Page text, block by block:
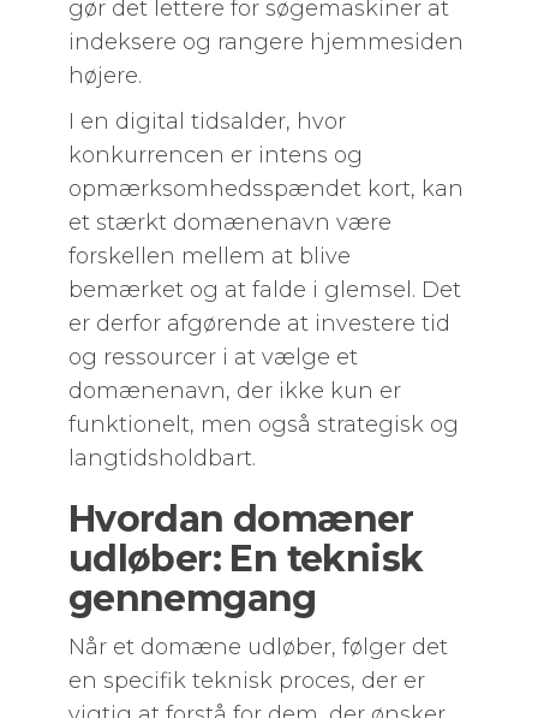
gør det lettere for søgemaskiner at
indeksere og rangere hjemmesiden
højere.
I en digital tidsalder, hvor
konkurrencen er intens og
opmærksomhedsspændet kort, kan
et stærkt domænenavn være
forskellen mellem at blive
bemærket og at falde i glemsel. Det
er derfor afgørende at investere tid
og ressourcer i at vælge et
domænenavn, der ikke kun er
funktionelt, men også strategisk og
langtidsholdbart.
Hvordan domæner
udløber: En teknisk
gennemgang
Når et domæne udløber, følger det
en specifik teknisk proces, der er